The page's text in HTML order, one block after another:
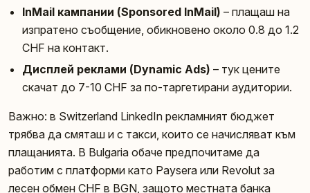
InMail кампании (Sponsored InMail) – плащаш на
изпратено съобщение, обикновено около 0.8 до 1.2
CHF на контакт.
Дисплей реклами (Dynamic Ads) – тук цените
скачат до 7-10 CHF за по-таргетирани аудитории.
Важно: в Switzerland LinkedIn рекламният бюджет
трябва да смяташ и с такси, които се начисляват към
плащанията. В Bulgaria обаче предпочитаме да
работим с платформи като Paysera или Revolut за
лесен обмен CHF в BGN, защото местната банка